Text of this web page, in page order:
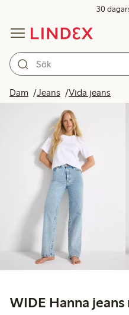
30
Dam Jeans Vida jeans
WIDE Hanna